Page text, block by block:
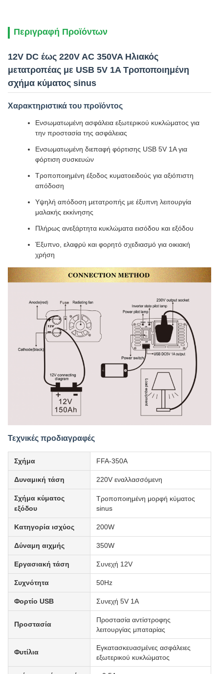
Περιγραφή Προϊόντων
12V DC έως 220V AC 350VA Ηλιακός
μετατροπέας με USB 5V 1A Τροποποιημένη
σχήμα κύματος sinus
Χαρακτηριστικά του προϊόντος
Ενσωματωμένη ασφάλεια εξωτερικού κυκλώματος για
την προστασία της ασφάλειας
Ενσωματωμένη διεπαφή φόρτισης USB 5V 1A για
φόρτιση συσκευών
Τροποποιημένη έξοδος κυματοειδούς για αξιόπιστη
απόδοση
Υψηλή απόδοση μετατροπής με έξυπνη λειτουργία
μαλακής εκκίνησης
Πλήρως ανεξάρτητα κυκλώματα εισόδου και εξόδου
Έξυπνο, ελαφρύ και φορητό σχεδιασμό για οικιακή
χρήση
Τεχνικές προδιαγραφές
Σχήμα FFA-350A
Δυναμική τάση 220V εναλλασσόμενη
Σχήμα κύματος
εξόδου
Τροποποιημένη μορφή κύματος
sinus
Κατηγορία ισχύος 200W
Δύναμη αιχμής 350W
Εργασιακή τάση Συνεχή 12V
Συχνότητα 50Hz
Φορτίο USB Συνεχή 5V 1A
Προστασία
Προστασία αντίστροφης
λειτουργίας μπαταρίας
Φυτίλια
Εγκατασκευασμένες ασφάλειες
εξωτερικού κυκλώματος